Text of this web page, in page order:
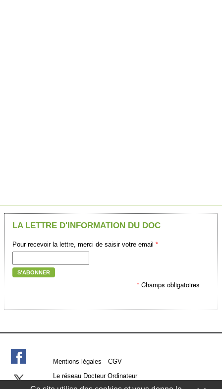
LA LETTRE D'INFORMATION DU DOC
Pour recevoir la lettre, merci de saisir votre email *
S'ABONNER
* Champs obligatoires
Mentions légales
CGV
Le réseau Docteur Ordinateur